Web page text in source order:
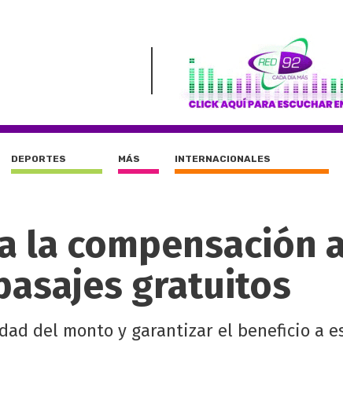
DEPORTES MÁS INTERNACIONALES
la compensación
gratuitos
del monto y garantizar el beneficio a